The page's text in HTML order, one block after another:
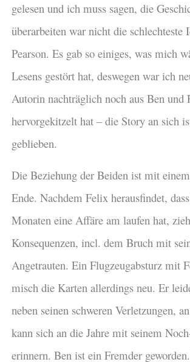
gelesen und ich muss sagen, die
überarbeiten war nicht die schlechteste
Pearson. Es gab so einiges, was mich
Lesens gestört hat, deswegen war ich
Autorin nachträglich noch aus Ben und
hervorgekitzelt hat – die Story an sich
geblieben.
Die Beziehung der Beiden ist mit
Ende. Nachdem Felix herausfindet,
Monaten eine Affäre am laufen hat,
Konsequenzen, incl. dem Bruch mit
Angetrauten. Ein Flugzeugabsturz mit
misch die Karten allerdings neu. Er
neben seinen schweren Verletzungen,
kann sich an die Jahre mit seinem
erinnern. Ben ist ein Fremder